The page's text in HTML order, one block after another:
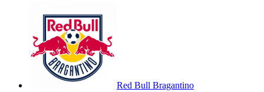
Red Bull Bragantino